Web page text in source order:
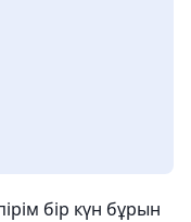
бір күн бұрын